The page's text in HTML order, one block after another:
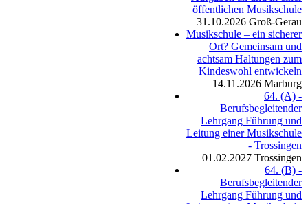
öffentlichen Musikschule
31.10.2026 Groß-Gerau
Musikschule – ein sicherer
Ort? Gemeinsam und
achtsam Haltungen zum
Kindeswohl entwickeln
14.11.2026 Marburg
64. (A) -
Berufsbegleitender
Lehrgang Führung und
Leitung einer Musikschule
- Trossingen
01.02.2027 Trossingen
64. (B) -
Berufsbegleitender
Lehrgang Führung und